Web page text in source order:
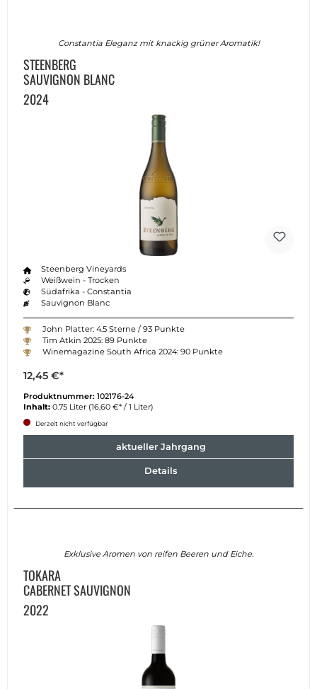
Constantia Eleganz mit knackig grüner Aromatik!
STEENBERG
SAUVIGNON BLANC
2024
Steenberg Vineyards
Weißwein - Trocken
Südafrika - Constantia
Sauvignon Blanc
John Platter: 4.5 Sterne / 93 Punkte
Tim Atkin 2025: 89 Punkte
Winemagazine South Africa 2024: 90 Punkte
12,45 €*
Produktnummer: 102176-24
Inhalt: 0.75 Liter (16,60 €* / 1 Liter)
Derzeit nicht verfügbar
aktueller Jahrgang
Details
Exklusive Aromen von reifen Beeren und Eiche.
TOKARA
CABERNET SAUVIGNON
2022